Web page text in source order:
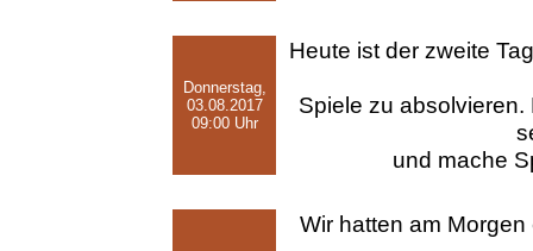
Donnerstag,
03.08.2017
09:00 Uhr
Heute ist der zweite
Spiele zu
und mache
Wir hatten am